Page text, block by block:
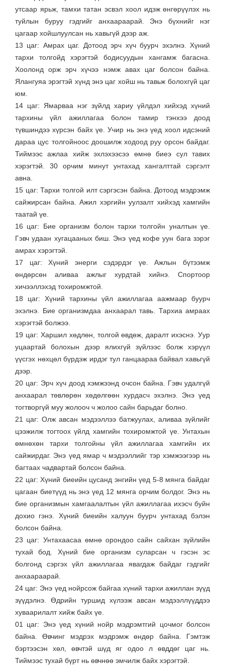
утсаар ярьж, тамхи татан эсвэл хоол идэж өнгөрүүлэх нь
туйлын буруу гэдгийг анхаараарай. Энэ бүхнийг нэг
цагаар хойшлуулсан нь хавьгүй дээр аж.
13 цаг: Амрах цаг. Дотоод эрч хүч буурч эхэлнэ. Хүний
тархи толгойд хэрэгтэй бодисуудын хангамж багасна.
Хоолонд орж эрч хүчээ нэмж авах цаг болсон байна.
Ялангуяа эрэгтэй хүнд энэ цаг хойш нь тавьж болохгүй цаг
юм.
14 цаг: Ямарваа нэг зүйлд хариу үйлдэл хийхэд хүний
тархины үйл ажиллагаа болон тамир тэнхээ доод
түвшиндээ хүрсэн байх үе. Учир нь энэ үед хоол идсэний
дараа цус толгойноос доошилж ходоод руу орсон байдаг.
Тиймээс ажлаа хийж эхлэхээсээ өмнө биеэ сул тавих
хэрэгтэй. 30 орчим минут унтахад хангалттай сэргэлт
авна.
15 цаг: Тархи толгой илт сэргэсэн байна. Дотоод мэдрэмж
сайжирсан байна. Ажил хэргийн уулзалт хийхэд хамгийн
таатай үе.
16 цаг: Бие организм болон тархи толгойн уналтын үе.
Гэвч удаан хугацааных биш. Энэ үед кофе уун бага зэрэг
амрах хэрэгтэй.
17 цаг: Хүний энерги сэдэрдэг үе. Ажлын бүтээмж
өндөрсөн аливаа ажлыг хурдтай хийнэ. Спортоор
хичээллэхэд тохиромжтой.
18 цаг: Хүний тархины үйл ажиллагаа аажмаар буурч
эхэлнэ. Бие организмдаа анхаарал тавь. Тархиа амраах
хэрэгтэй болжээ.
19 цаг: Харшил хөдлөн, толгой өвдөж, даралт ихэснэ. Уур
уцаартай болохын дээр ялихгүй зүйлээс болж хэрүүл
үүсгэх нөхцөл бүрдэж ирдэг тул ганцаараа байвал хавьгүй
дээр.
20 цаг: Эрч хүч доод хэмжээнд очсон байна. Гэвч удалгүй
анхаарал төвлөрөн хөдөлгөөн хурдасч эхэлнэ. Энэ үед
тогтворгүй муу жолооч ч жолоо сайн барьдаг болно.
21 цаг: Олж авсан мэдээллээ батжуулах, аливаа зүйлийг
цээжилж тогтоох үйлд хамгийн тохиромжтой үе. Унтахын
өмнөхөн тархи толгойны үйл ажиллагаа хамгийн их
сайжирдаг. Энэ үед ямар ч мэдээллийг тэр хэмжээгээр нь
багтаах чадвартай болсон байна.
22 цаг: Хүний биеийн цусанд энгийн үед 5-8 мянга байдаг
цагаан биетүүд нь энэ үед 12 мянга орчим болдог. Энэ нь
бие организмын хамгаалалтын үйл ажиллагаа ихэсч буйн
дохио гэнэ. Хүний биеийн халуун буурч унтахад бэлэн
болсон байна.
23 цаг: Унтахаасаа өмнө орондоо сайн сайхан зүйлийн
тухай бод. Хүний бие организм суларсан ч гэсэн эс
болгонд сэргэх үйл ажиллагаа явагдаж байдаг гэдгийг
анхаараарай.
24 цаг: Энэ үед нойрсож байгаа хүний тархи ажиллан зүүд
зүүдэлнэ. Өдрийн туршид хүлээж авсан мэдээллүүддээ
хуваарилалт хийж байх үе.
01 цаг: Энэ үед хүний нойр мэдрэмтгий цочмог болсон
байна. Өвчинг мэдрэх мэдрэмж өндөр байна. Гэмтэж
бэртээсэн хөл, өвчтэй шүд яг одоо л өвддөг цаг нь.
Тиймээс тухай бүрт нь өвчнөө эмчилж байх хэрэгтэй.